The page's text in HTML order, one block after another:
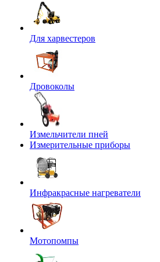
Для харвестеров
Дровоколы
Измельчители пней
Измерительные приборы
Инфракрасные нагреватели
Мотопомпы